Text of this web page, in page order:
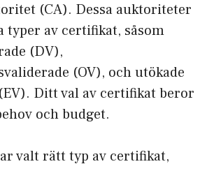
(CA). Dessa auktoriteter
typer av certifikat, såsom
(DV),
(OV), och utökade
Ditt val av certifikat beror
och budget.
valt rätt typ av certifikat,